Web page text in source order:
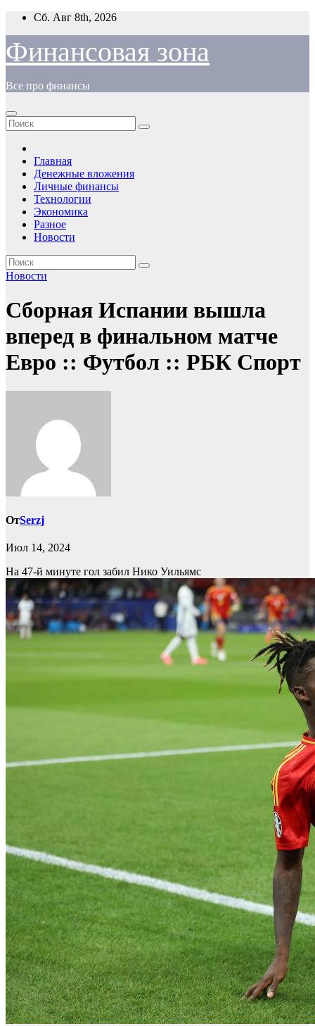
Перейти
содержимому
Сб. Авг 8th, 2026
Финансовая зона
Все про финансы
Главная
Денежные вложения
Личные финансы
Технологии
Экономика
Разное
Новости
Новости
Сборная Испании вышла
вперед в финальном матче
Евро :: Футбол :: РБК Спорт
ОтSerzj
Июл 14, 2024
На 47-й минуте гол забил Нико Уильямс